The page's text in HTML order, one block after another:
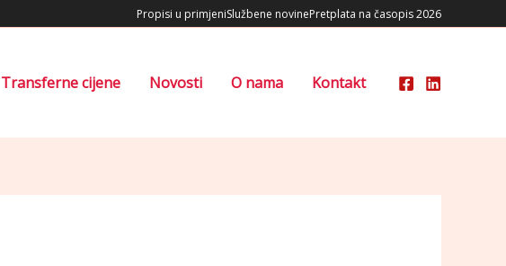
Propisi u primjeniSlužbene novinePretplata na časopis 2026
Transferne cijene Novosti O nama Kontakt